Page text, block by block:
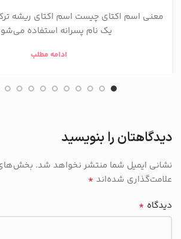
معنی اسم اکتای چیست اسم اکتای ریشه
یک نام پسرانه استفاده
ادامه مطلب
دیدگاهتان را بنویسید
نشانی ایمیل شما منتشر نخواهد شد. بخش‌های
علامت‌گذاری شده‌اند *
دیدگاه *